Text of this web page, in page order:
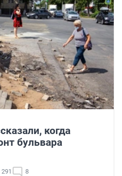
когда
бульвара
291 8